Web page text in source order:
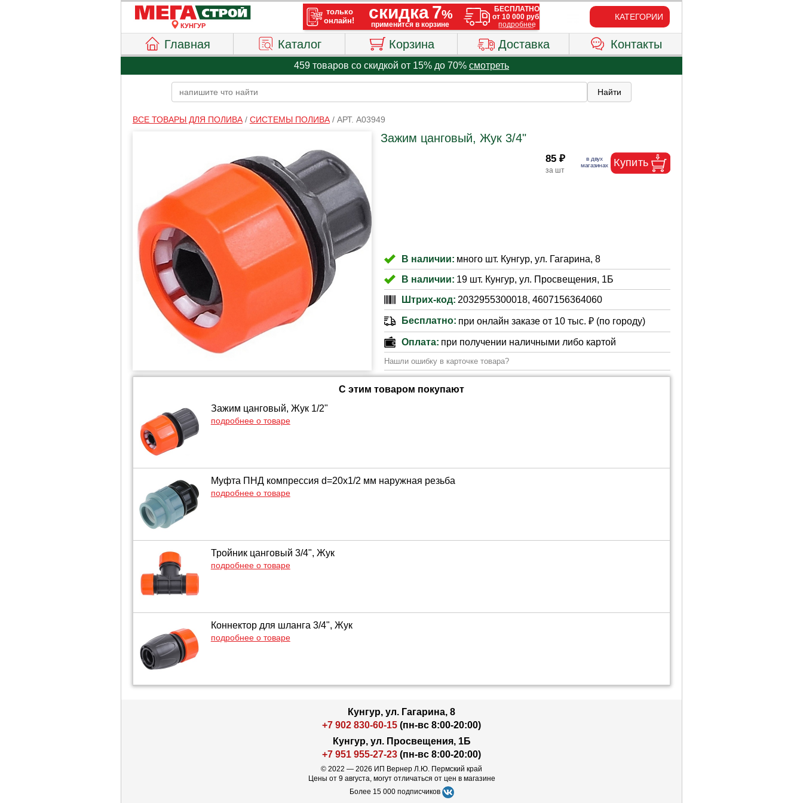
КУНГУР
КАТЕГОРИИ
Главная Каталог Корзина Доставка Контакты
459 товаров со скидкой от 15% до 70% смотреть
ВСЕ ТОВАРЫ ДЛЯ ПОЛИВА/ СИСТЕМЫ ПОЛИВА/ АРТ. A03949
Зажим цанговый, Жук 3/4"
85 ₽
В наличии: много шт. Кунгур, ул. Гагарина, 8
В наличии: 19 шт. Кунгур, ул. Просвещения, 1Б
Штрих-код: 2032955300018, 4607156364060
Бесплатно: при онлайн заказе от 10 тыс. ₽ (по городу)
Оплата: при получении наличными либо картой
Нашли ошибку в карточке товара?
С этим товаром покупают
Зажим цанговый, Жук 1/2"
подробнее о товаре
Муфта ПНД компрессия d=20х1/2 мм наружная резьба
подробнее о товаре
Тройник цанговый 3/4", Жук
подробнее о товаре
Коннектор для шланга 3/4", Жук
подробнее о товаре
Кунгур, ул. Гагарина, 8
+7 902 830-60-15 (пн-вс 8:00-20:00)
Кунгур, ул. Просвещения, 1Б
+7 951 955-27-23 (пн-вс 8:00-20:00)
© 2022 — 2026 ИП Вернер Л.Ю. Пермский край
Цены от 9 августа, могут отличаться от цен в магазине
Более 15 000 подписчиков